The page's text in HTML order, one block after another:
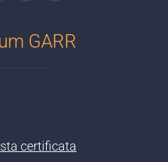
GARR
certificata